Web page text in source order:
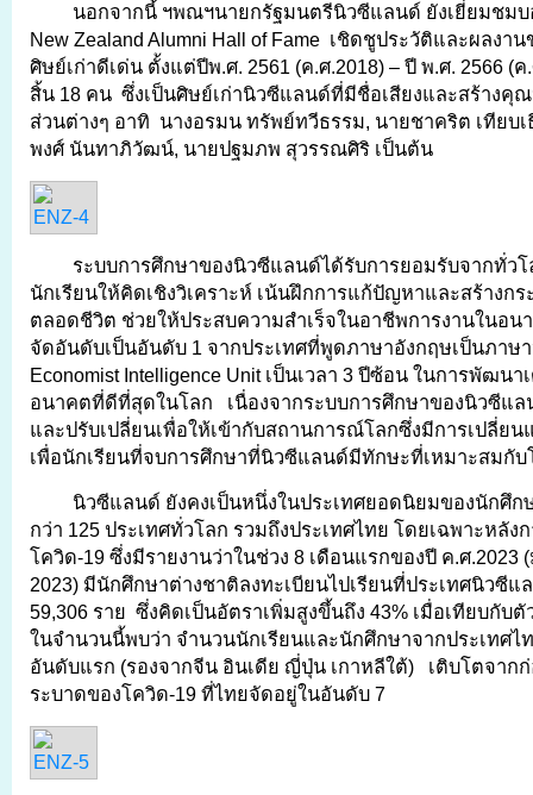
นอกจากนี้ ฯพณฯนายกรัฐมนตรีนิวซีแลนด์ ยังเยี่ยมชม
New Zealand Alumni Hall of Fame เชิดชูประวัติและผลงา
ศิษย์เก่าดีเด่น ตั้งแต่ปีพ.ศ. 2561 (ค.ศ.2018) – ปี พ.ศ. 2566 (
สิ้น 18 คน ซึ่งเป็นศิษย์เก่านิวซีแลนด์ที่มีชื่อเสียงและสร้างคุ
ส่วนต่างๆ อาทิ นางอรมน ทรัพย์ทวีธรรม, นายชาคริต เทียบ
พงศ์ นันทาภิวัฒน์, นายปฐมภพ สุวรรณศิริ เป็นต้น
ระบบการศึกษาของนิวซีแลนด์ได้รับการยอมรับจากทั่ว
นักเรียนให้คิดเชิงวิเคราะห์ เน้นฝึกการแก้ปัญหาและสร้างกร
ตลอดชีวิต ช่วยให้ประสบความสำเร็จในอาชีพการงานในอน
จัดอันดับเป็นอันดับ 1 จากประเทศที่พูดภาษาอังกฤษเป็นภาษ
Economist Intelligence Unit เป็นเวลา 3 ปีซ้อน ในการพัฒนา
อนาคตที่ดีที่สุดในโลก เนื่องจากระบบการศึกษาของนิวซีแ
และปรับเปลี่ยนเพื่อให้เข้ากับสถานการณ์โลกซึ่งมีการเปลี่ยน
เพื่อนักเรียนที่จบการศึกษาที่นิวซีแลนด์มีทักษะที่เหมาะสมกั
นิวซีแลนด์ ยังคงเป็นหนึ่งในประเทศยอดนิยมของนักศึก
กว่า 125 ประเทศทั่วโลก รวมถึงประเทศไทย โดยเฉพาะหลัง
โควิด-19 ซึ่งมีรายงานว่าในช่วง 8 เดือนแรกของปี ค.ศ.2023
2023) มีนักศึกษาต่างชาติลงทะเบียนไปเรียนที่ประเทศนิวซี
59,306 ราย ซึ่งคิดเป็นอัตราเพิ่มสูงขึ้นถึง 43% เมื่อเทียบกับตั
ในจำนวนนี้พบว่า จำนวนนักเรียนและนักศึกษาจากประเทศ
อันดับแรก (รองจากจีน อินเดีย ญี่ปุ่น เกาหลีใต้) เติบโตจาก
ระบาดของโควิด-19 ที่ไทยจัดอยู่ในอันดับ 7